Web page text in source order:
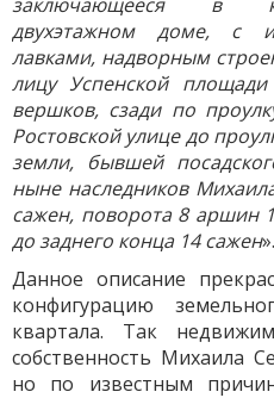
двухэтажном доме, с
лавками, надворным
лицу Успенской
вершков, сзади по
Ростовской улице до
земли, бывшей
ныне наследников
сажен, поворота 8 аршин
до заднего конца 14 сажен».
Данное описание
конфигурацию
квартала. Так
собственность Михаила
но по известным